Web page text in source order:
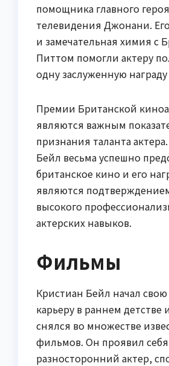
помощника главного
телевидения Джонани.
и замечательная химия с
Питтом помогли актеру
одну заслуженную награду
Премии Британской
являются важным
признания таланта
Бейл весьма успешно
британское кино и его
являются
высокого
актерских навыков.
Фильмы
Кристиан Бейл начал
карьеру в раннем детстве
снялся во множестве
фильмов. Он проявил себя
разносторонний актер,